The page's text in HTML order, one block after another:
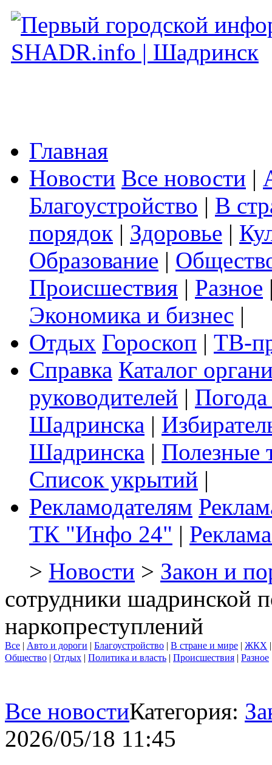
Главная
Новости Все новости |
Благоустройство | В
порядок | Здоровье |
Образование |
Происшествия | Разное
Экономика и бизнес |
Отдых Гороскоп | ТВ-
Справка Каталог
руководителей |
Шадринска |
Шадринска | Полезные
Список укрытий |
Рекламодателям
ТК "Инфо 24" |
> Новости > Закон и
сотрудники шадринской
наркопреступлений
Все | Авто и дороги | Благоустройство | В стране и мире | ЖКХ
Общество | Отдых | Политика и власть | Происшествия | Разное
Все новостиКатегория:
2026/05/18 11:45